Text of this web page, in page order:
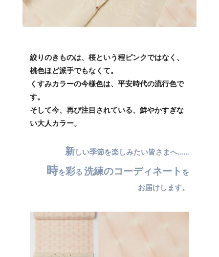
絞りのきものは、桜という程ピンクではなく、
桃色ほど派手でもなくて。
くすみカラーの今様色は、平安時代の流行色で
す。
そして今、再び注目されている、鮮やかすぎな
い大人カラー。
新しい季節を楽しみたい皆さまへ……
時を彩る洗練のコーディネート を
お届けします。